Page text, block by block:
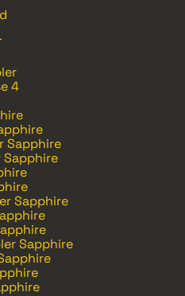
4
Sapphire
Sapphire
Sapphire